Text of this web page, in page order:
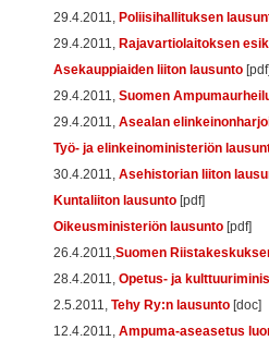
29.4.2011, Poliisihallituksen
29.4.2011, Rajavartiolaitoksen
Asekauppiaiden liiton lausunto
29.4.2011, Suomen
29.4.2011, Asealan
Työ- ja elinkeinoministeriön
30.4.2011, Asehistorian liiton
Kuntaliiton lausunto
Oikeusministeriön lausunto [pdf]
26.4.2011,Suomen
28.4.2011, Opetus- ja
2.5.2011, Tehy Ry:n lausunto [doc]
12.4.2011, Ampuma-aseasetus